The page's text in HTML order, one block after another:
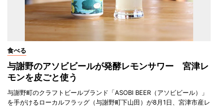
食べる
与謝野のアソビビールが発酵レモンサワー 宮津レ
モンを皮ごと使う
与謝野町のクラフトビールブランド「ASOBI BEER（アソビビール）」
を手がけるローカルフラッグ（与謝野町下山田）が8月1日、宮津市産レ